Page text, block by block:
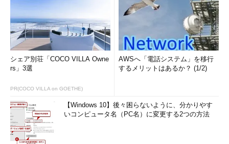
シェア別荘「COCO VILLA Owne
rs」3選
PR(COCO VILLA on GOETHE)
AWSへ「電話システム」を移行
するメリットはあるか？ (1/2)
【Windows 10】後々困らないように、分かりやす
いコンピュータ名（PC名）に変更する2つの方法